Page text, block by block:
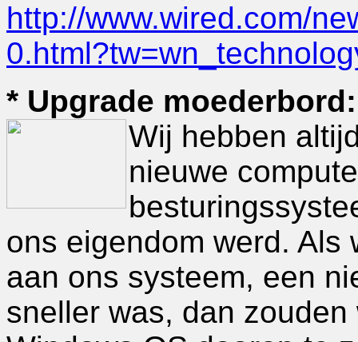
http://www.wired.com/
* Upgrade
Wij hebben
nieuwe
ons eigendom werd. Als
aan ons systeem, een
sneller was, dan